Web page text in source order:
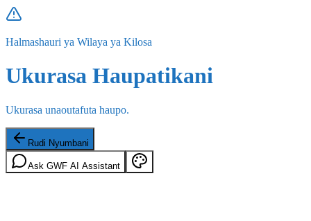
Halmashauri ya Wilaya ya Kilosa
Ukurasa Haupatikani
Ukurasa unaoutafuta haupo.
Rudi Nyumbani
Ask GWF AI Assistant